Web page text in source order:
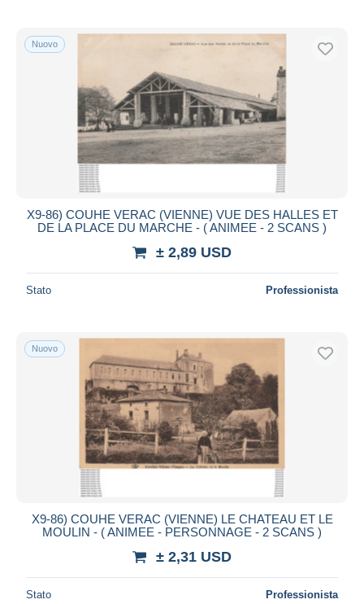
Nuovo
X9-86) COUHE VERAC (VIENNE) VUE DES HALLES ET
DE LA PLACE DU MARCHE - ( ANIMEE - 2 SCANS )
± 2,89 USD
Stato Professionista
Nuovo
X9-86) COUHE VERAC (VIENNE) LE CHATEAU ET LE
MOULIN - ( ANIMEE - PERSONNAGE - 2 SCANS )
± 2,31 USD
Stato Professionista